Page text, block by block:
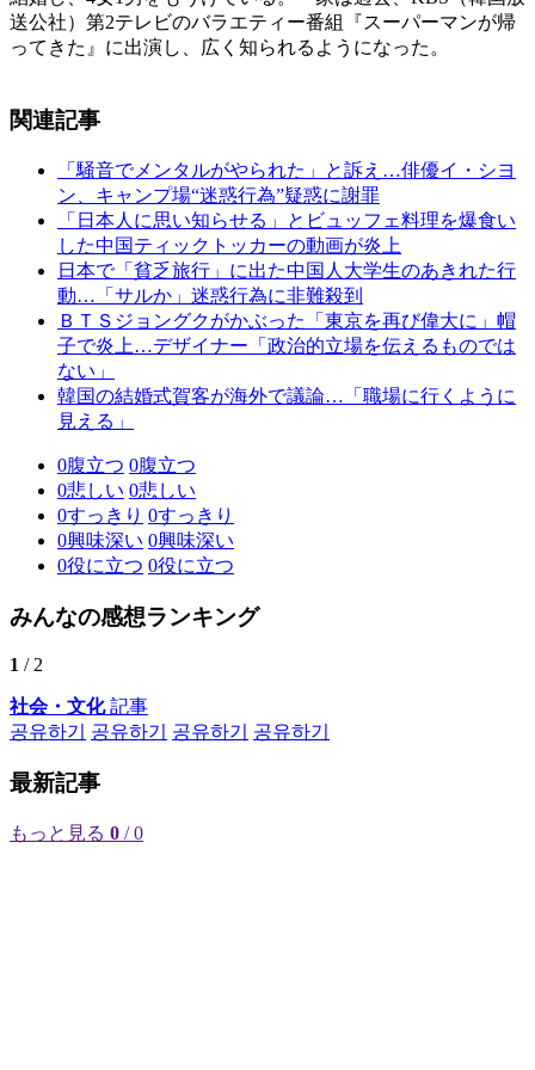
送公社）第2テレビのバラエティー番組『スーパーマンが帰
ってきた』に出演し、広く知られるようになった。
関連記事
「騒音でメンタルがやられた」と訴え…俳優イ・シヨ
ン、キャンプ場“迷惑行為”疑惑に謝罪
「日本人に思い知らせる」とビュッフェ料理を爆食い
した中国ティックトッカーの動画が炎上
日本で「貧乏旅行」に出た中国人大学生のあきれた行
動…「サルか」迷惑行為に非難殺到
ＢＴＳジョングクがかぶった「東京を再び偉大に」帽
子で炎上…デザイナー「政治的立場を伝えるものでは
ない」
韓国の結婚式賀客が海外で議論…「職場に行くように
見える」
0腹立つ 0腹立つ
0悲しい 0悲しい
0すっきり 0すっきり
0興味深い 0興味深い
0役に立つ 0役に立つ
みんなの感想ランキング
1 / 2
社会・文化記事
공유하기
공유하기 공유하기 공유하기
最新記事
もっと見る 0 / 0